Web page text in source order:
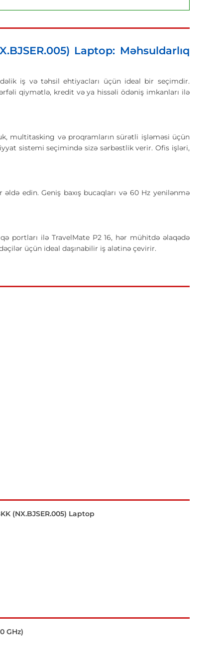
Laptop: Məhsuldarlıq
iş və təhsil ehtiyacları üçün ideal bir seçimdir.
qiymətlə, kredit və ya hissəli ödəniş imkanları ilə
multitasking və proqramların sürətli işləməsi üçün
sistemi seçimində sizə sərbəstlik verir. Ofis işləri,
əldə edin. Geniş baxış bucaqları və 60 Hz yenilənmə
portları ilə TravelMate P2 16, hər mühitdə əlaqədə
üçün ideal daşınabilir iş alətinə çevirir.
(NX.BJSER.005) Laptop
GHz)